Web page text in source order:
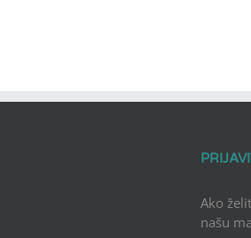
Ako
našu